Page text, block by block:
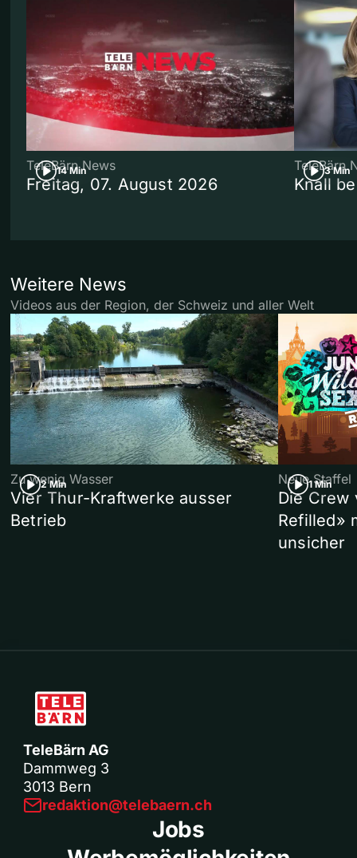
14 Min
TeleBärn News
Freitag, 07. August 2026
3 Min
TeleBärn
Knall
Weitere News
Videos aus der Region, der Schweiz und aller Welt
2 Min
Zu wenig Wasser
Vier Thur-Kraftwerke ausser
Betrieb
1 Min
Neue Staffel
Die Crew
Refilled»
unsicher
TeleBärn AG
Dammweg 3
3013 Bern
redaktion@telebaern.ch
Jobs